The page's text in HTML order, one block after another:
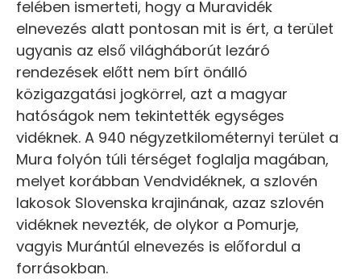
felében ismerteti, hogy a Muravidék
elnevezés alatt pontosan mit is ért, a terület
ugyanis az első világháborút lezáró
rendezések előtt nem bírt önálló
közigazgatási jogkörrel, azt a magyar
hatóságok nem tekintették egységes
vidéknek. A 940 négyzetkilométernyi terület a
Mura folyón túli térséget foglalja magában,
melyet korábban Vendvidéknek, a szlovén
lakosok Slovenska krajinának, azaz szlovén
vidéknek nevezték, de olykor a Pomurje,
vagyis Murántúl elnevezés is előfordul a
forrásokban.